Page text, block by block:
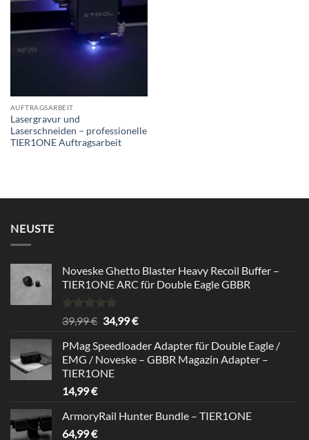
AUFTRAGSARBEIT
Lasergravur und
Laserschneiden – professionelle
TIER1ONE Auftragsarbeit
NEUSTE
Noveske Ghetto Blaster Heavy Recoil Buffer –
TIER1ONE ARC für Double Eagle GBBR
Bewertet
mit
von 5
39,99€ Ursprünglicher
war:
39,99 €
34,99€Aktueller
ist:
34,99 €.
PMag Speedloader Adapter für Double Eagle /
EMG / Noveske – GBBR Magazin Adapter –
TIER1ONE
14,99€
ArmoryRail Hunter Bundle – TIER1ONE
64,99€